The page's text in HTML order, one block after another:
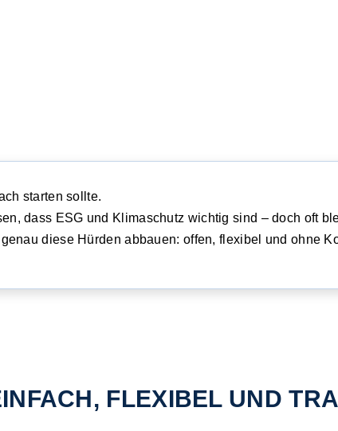
starten sollte.
dass ESG und Klimaschutz wichtig sind – doch oft
diese Hürden abbauen: offen, flexibel und ohne
FLEXIBEL UND